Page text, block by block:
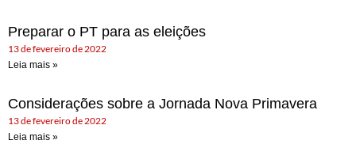
Preparar o PT para as eleições
13 de fevereiro de 2022
Leia mais »
Considerações sobre a Jornada Nova Primavera
13 de fevereiro de 2022
Leia mais »